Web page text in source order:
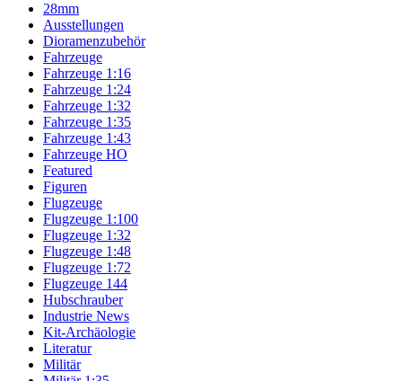
28mm
Ausstellungen
Dioramenzubehör
Fahrzeuge
Fahrzeuge 1:16
Fahrzeuge 1:24
Fahrzeuge 1:32
Fahrzeuge 1:35
Fahrzeuge 1:43
Fahrzeuge HO
Featured
Figuren
Flugzeuge
Flugzeuge 1:100
Flugzeuge 1:32
Flugzeuge 1:48
Flugzeuge 1:72
Flugzeuge 144
Hubschrauber
Industrie News
Kit-Archäologie
Literatur
Militär